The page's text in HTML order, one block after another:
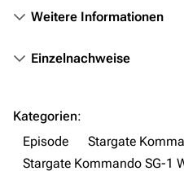
Autorenportal
Themengruppen
Wiki-Diskussion
Weitere Informationen
Einzelnachweise
Kategorien:
Episode
Stargate
Stargate Kommando SG-1